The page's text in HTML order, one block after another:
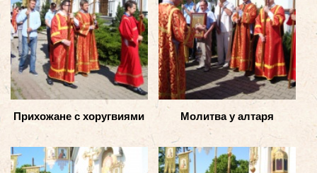
Прихожане с хоругвиями Молитва у алтаря